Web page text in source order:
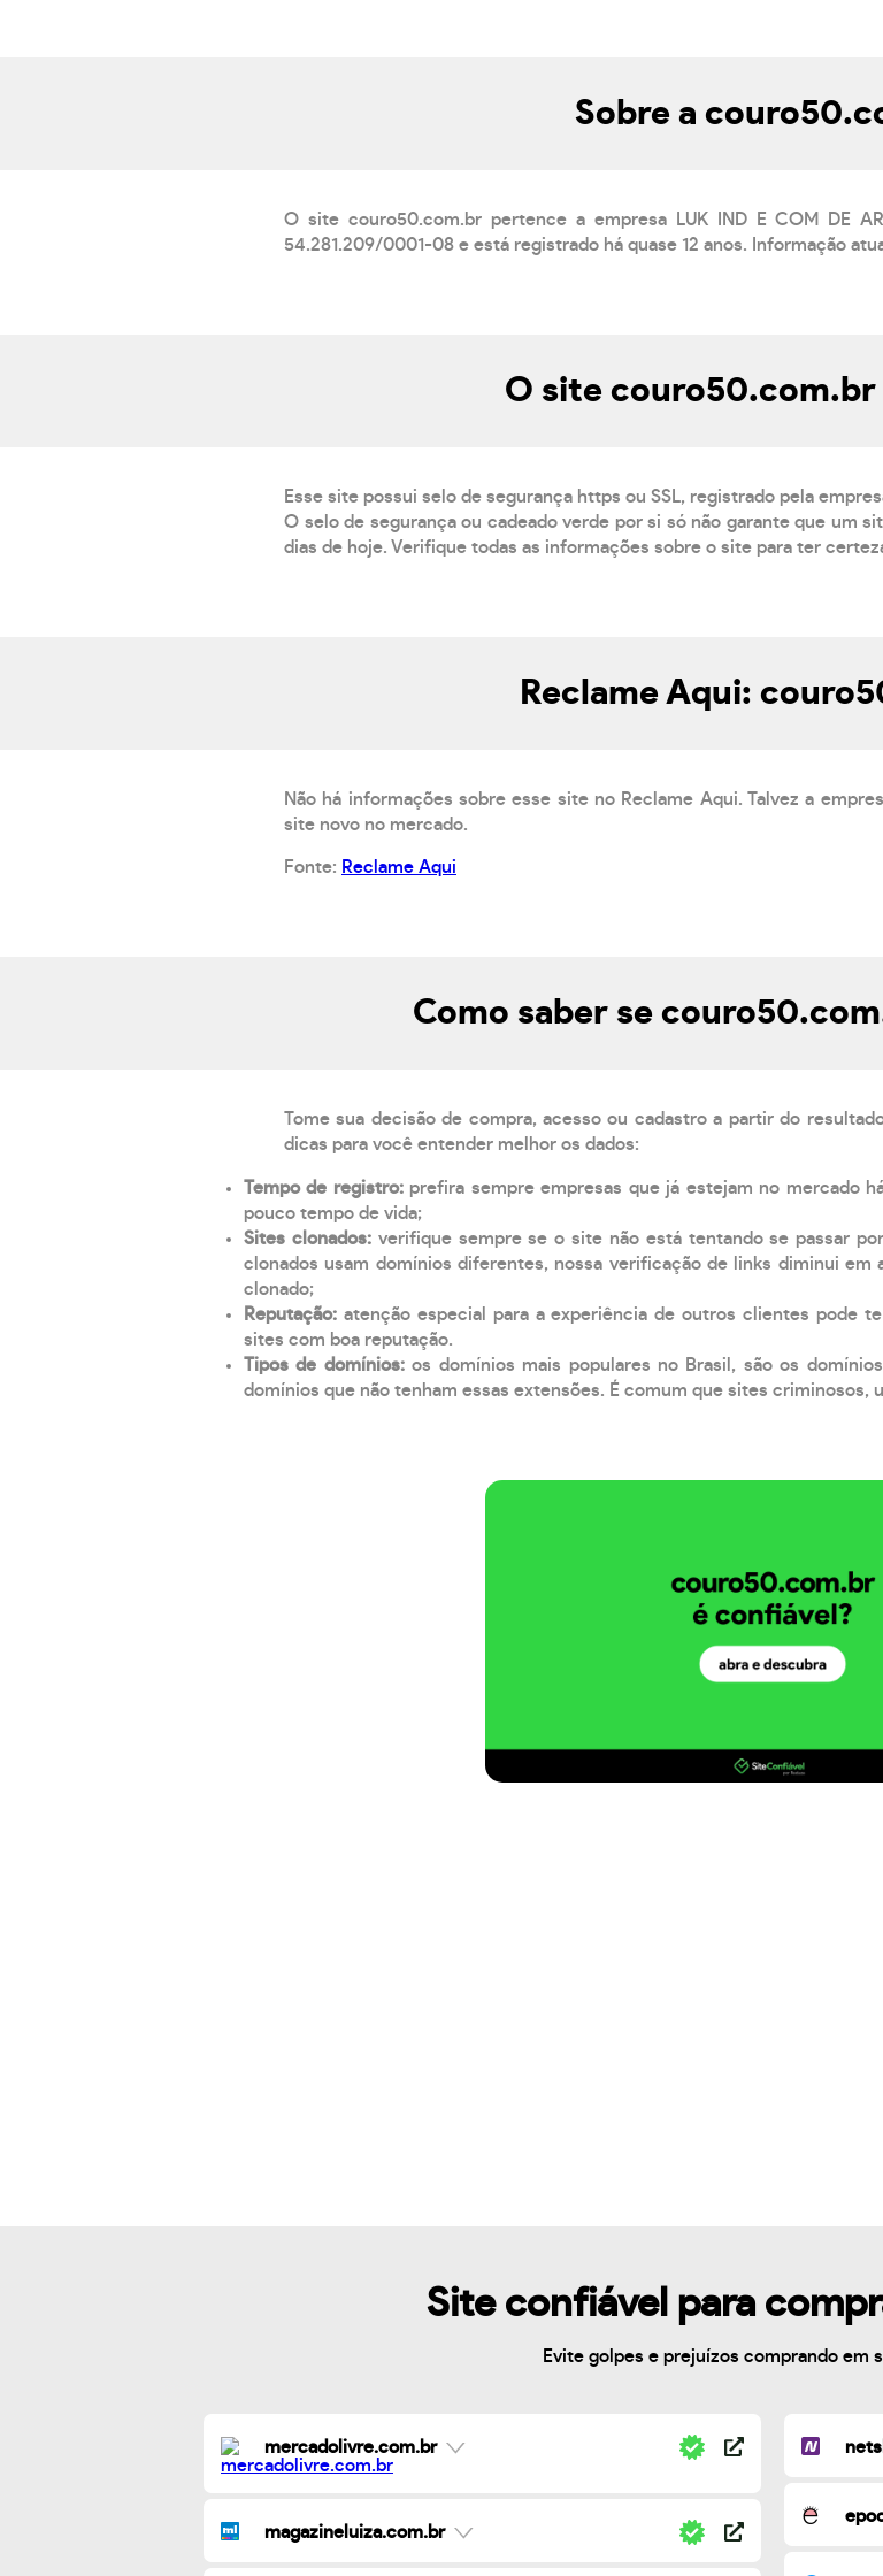
Sobre a
O site couro50.com.br pertence a empresa LUK IND E COM DE
54.281.209/0001-08 e está registrado há quase 12 anos. Informação
O site couro50.com.br
Esse site possui selo de segurança https ou SSL, registrado pela
O selo de segurança ou cadeado verde por si só não garante que um
dias de hoje. Verifique todas as informações sobre o site para ter
Reclame Aqui:
Não há informações sobre esse site no Reclame Aqui. Talvez a
site novo no mercado.
Fonte: Reclame Aqui
Como saber se
Tome sua decisão de compra, acesso ou cadastro a partir do
dicas para você entender melhor os dados:
Tempo de registro: prefira sempre empresas que já estejam no mercado
pouco tempo de vida;
Sites clonados: verifique sempre se o site não está tentando se passar
clonados usam domínios diferentes, nossa verificação de links diminui
clonado;
Reputação: atenção especial para a experiência de outros clientes pode
sites com boa reputação.
Tipos de domínios:os domínios mais populares no Brasil, são os
domínios que não tenham essas extensões. É comum que sites criminosos,
Site confiável para
Evite golpes e prejuízos comprando em
mercadolivre.com.br
magazineluiza.com.br